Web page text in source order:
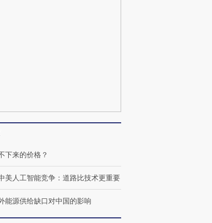
占
阿根廷3-0阿尔及利亚
兹奖得主的“非天才”拼图
下来的价格？
美人工智能竞争：道路比技术更重要
能源供给缺口对中国的影响